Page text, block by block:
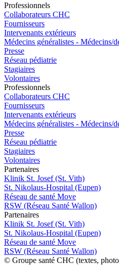
Professionnels
Collaborateurs CHC
Fournisseurs
Intervenants extérieurs
Médecins généralistes - Médecins/
Presse
Réseau pédiatrie
Stagiaires
Volontaires
Professionnels
Collaborateurs CHC
Fournisseurs
Intervenants extérieurs
Médecins généralistes - Médecins/
Presse
Réseau pédiatrie
Stagiaires
Volontaires
Partenaires
Klinik St. Josef (St. Vith)
St. Nikolaus-Hospital (Eupen)
Réseau de santé Move
RSW (Réseau Santé Wallon)
Partenaires
Klinik St. Josef (St. Vith)
St. Nikolaus-Hospital (Eupen)
Réseau de santé Move
RSW (Réseau Santé Wallon)
© Groupe santé CHC (textes,